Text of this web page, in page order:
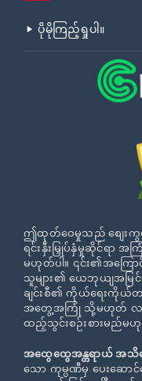
ပိုမိုကြည့်ရှုပါ။
ဤထုတ်ဝေမှုသည် စျေးကွက်
ရင်းနှီးမြှုပ်နှံမှုဆိုင်ရာ
မဟုတ်ပါ။ ၎င်း၏အကြေ
သူများ၏ ယေဘုယျအမြင်
ချင်းစီ၏ ကိုယ်ရေးကိုယ်တာအ
အတွေ့အကြုံ သို့မဟုတ် လက်ရှိ
ထည့်သွင်းစဉ်းစားမည်မဟု
အထွေထွေအန္တရာယ် အသိပ
သော ကုမ္ပဏီမှ ပေးဆေ